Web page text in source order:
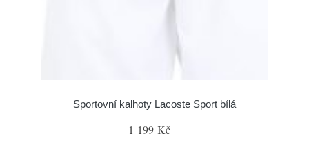
Sportovní kalhoty Lacoste Sport bílá
1 199 Kč